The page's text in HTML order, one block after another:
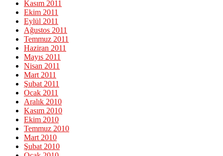
Kasım 2011
Ekim 2011
Eylül 2011
Ağustos 2011
Temmuz 2011
Haziran 2011
Mayıs 2011
Nisan 2011
Mart 2011
Şubat 2011
Ocak 2011
Aralık 2010
Kasım 2010
Ekim 2010
Temmuz 2010
Mart 2010
Şubat 2010